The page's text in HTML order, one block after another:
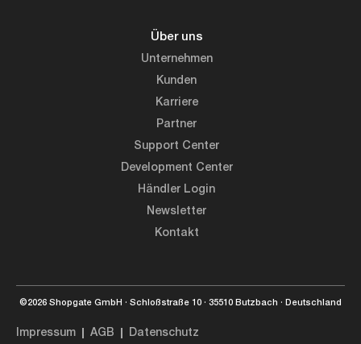
Über uns
Unternehmen
Kunden
Karriere
Partner
Support Center
Development Center
Händler Login
Newsletter
Kontakt
©2026 Shopgate GmbH · Schloßstraße 10 · 35510 Butzbach · Deutschland
Impressum AGB Datenschutz